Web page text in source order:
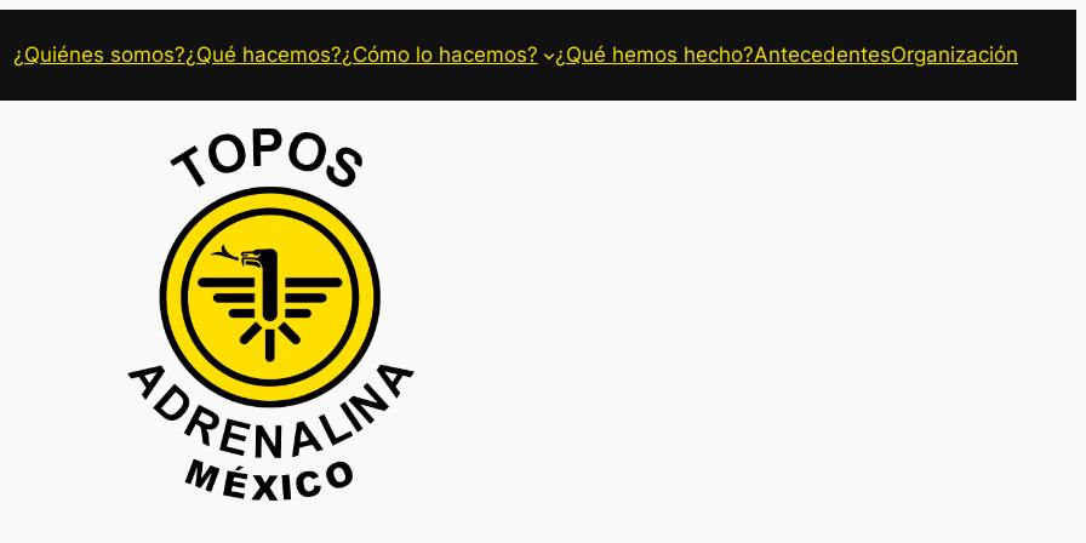
¿Quiénes somos?¿Qué hacemos?¿Cómo lo hacemos? ¿Qué hemos hecho?AntecedentesOrganización